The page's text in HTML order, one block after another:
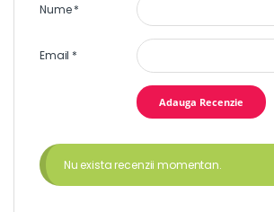
Nume*
Email *
Nu exista recenzii momentan.